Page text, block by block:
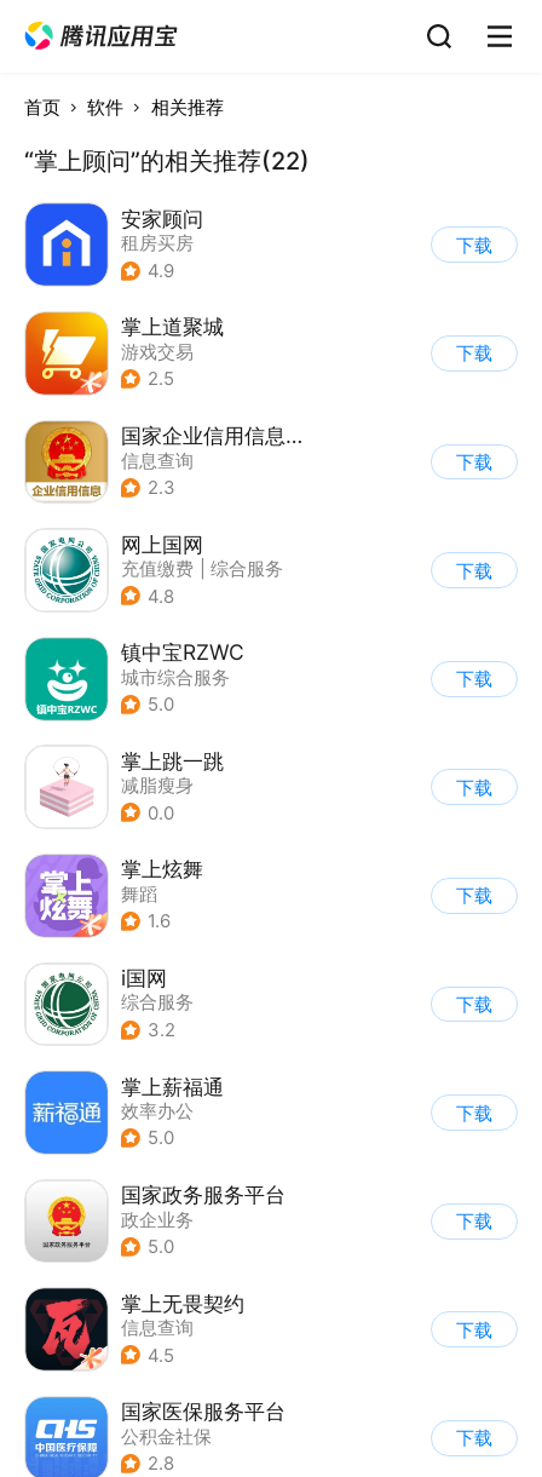
首页 软件 相关推荐
“掌上顾问”的相关推荐(22)
安家顾问
租房买房
4.9
下载
掌上道聚城
游戏交易
2.5
下载
国家企业信用信息公示系统
信息查询
2.3
下载
网上国网
充值缴费
综合服务
4.8
下载
镇中宝RZWC
城市综合服务
5.0
下载
掌上跳一跳
减脂瘦身
0.0
下载
掌上炫舞
舞蹈
1.6
下载
i国网
综合服务
3.2
下载
掌上薪福通
效率办公
5.0
下载
国家政务服务平台
政企业务
5.0
下载
掌上无畏契约
信息查询
4.5
下载
国家医保服务平台
公积金社保
2.8
下载